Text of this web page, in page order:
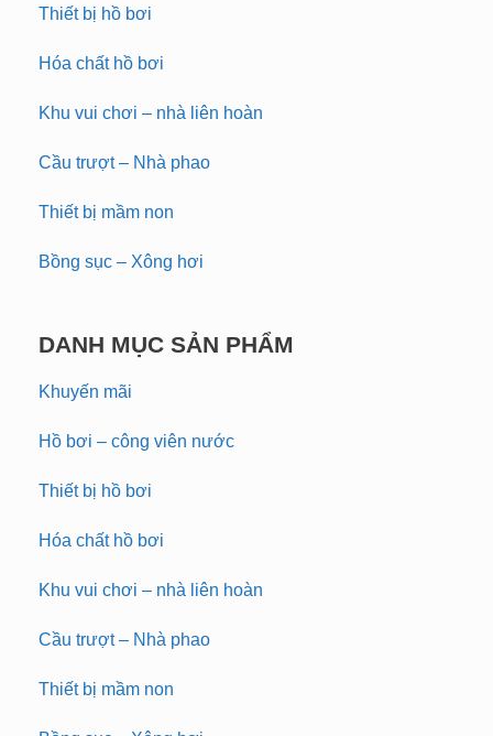
Thiết bị hồ bơi
Hóa chất hồ bơi
Khu vui chơi – nhà liên hoàn
Cầu trượt – Nhà phao
Thiết bị mầm non
Bồng sục – Xông hơi
DANH MỤC SẢN PHẨM
Khuyến mãi
Hồ bơi – công viên nước
Thiết bị hồ bơi
Hóa chất hồ bơi
Khu vui chơi – nhà liên hoàn
Cầu trượt – Nhà phao
Thiết bị mầm non